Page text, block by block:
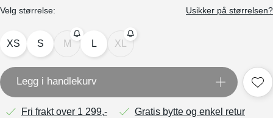
Velg størrelse: Usikker på størrelsen?
XS S M L XL
Legg i handlekurv
Fri frakt over 1 299,-
Gratis bytte og enkel retur